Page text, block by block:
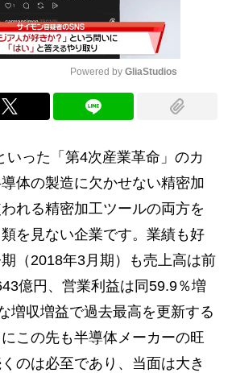
Powered by GliaStudios
った「第4次産業革命」のカ
体の製造に欠かせない精密加
れる精密加工ツールの両方を
を見ない企業です。業績も好
（2018年3月期）も売上高は前
億円、営業利益は同59.9％増
増収増益で過去最高を更新する
この先も半導体メーカーの旺
のは必至であり、当面は大き